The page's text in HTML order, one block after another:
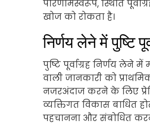
परिणामस्वरूप, स्थिति
खोज को रोकता है।
निर्णय लेने में पुष्टि
पुष्टि पूर्वाग्रह निर्णय लेने
वाली जानकारी को
नजरअंदाज करने के लिए
व्यक्तिगत विकास बाधित
पहचानना और संबोधित